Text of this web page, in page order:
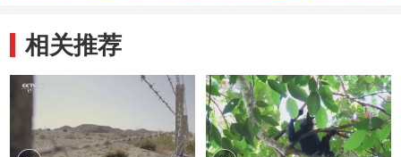
相关推荐